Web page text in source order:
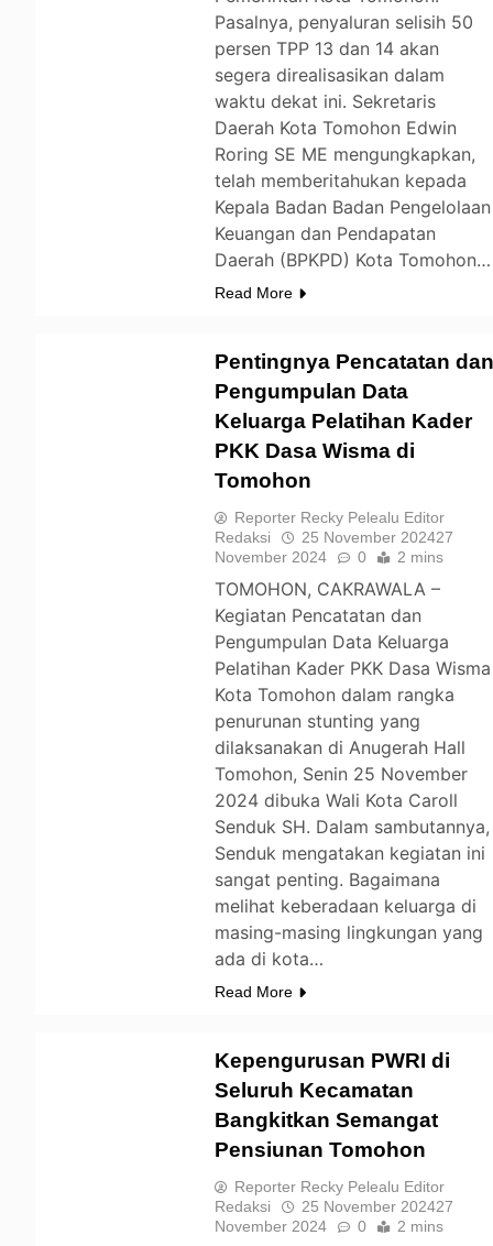
Pasalnya, penyaluran selisih 50
persen TPP 13 dan 14 akan
segera direalisasikan dalam
waktu dekat ini. Sekretaris
Daerah Kota Tomohon Edwin
Roring SE ME mengungkapkan,
telah memberitahukan kepada
Kepala Badan Badan Pengelolaan
Keuangan dan Pendapatan
Daerah (BPKPD) Kota Tomohon…
Read More
Pentingnya Pencatatan
Pengumpulan Data
Keluarga Pelatihan Kader
PKK Dasa Wisma di
Tomohon
Reporter Recky Pelealu Editor
Redaksi
25 November 202427
November 2024
0 2 mins
TOMOHON, CAKRAWALA –
Kegiatan Pencatatan dan
Pengumpulan Data Keluarga
Pelatihan Kader PKK Dasa Wisma
Kota Tomohon dalam rangka
penurunan stunting yang
dilaksanakan di Anugerah Hall
Tomohon, Senin 25 November
2024 dibuka Wali Kota Caroll
Senduk SH. Dalam sambutannya,
Senduk mengatakan kegiatan ini
sangat penting. Bagaimana
melihat keberadaan keluarga di
masing-masing lingkungan yang
ada di kota…
Read More
Kepengurusan PWRI di
Seluruh Kecamatan
Bangkitkan Semangat
Pensiunan Tomohon
Reporter Recky Pelealu Editor
Redaksi
25 November 202427
November 2024
0 2 mins